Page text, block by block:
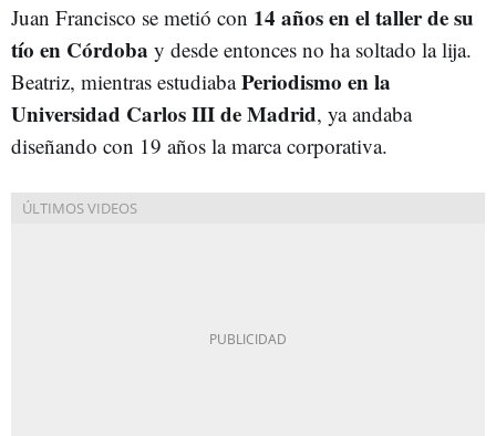
Juan Francisco se metió con 14 años en el taller de su
tío en Córdoba y desde entonces no ha soltado la lija.
Beatriz, mientras estudiabaPeriodismo en la
Universidad Carlos III de Madrid, ya andaba
diseñando con 19 años la marca corporativa.